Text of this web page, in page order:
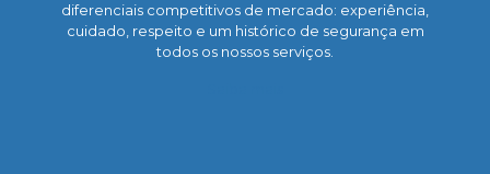
diferenciais competitivos de mercado: experiência,
cuidado, respeito e um histórico de segurança em
todos os nossos serviços.